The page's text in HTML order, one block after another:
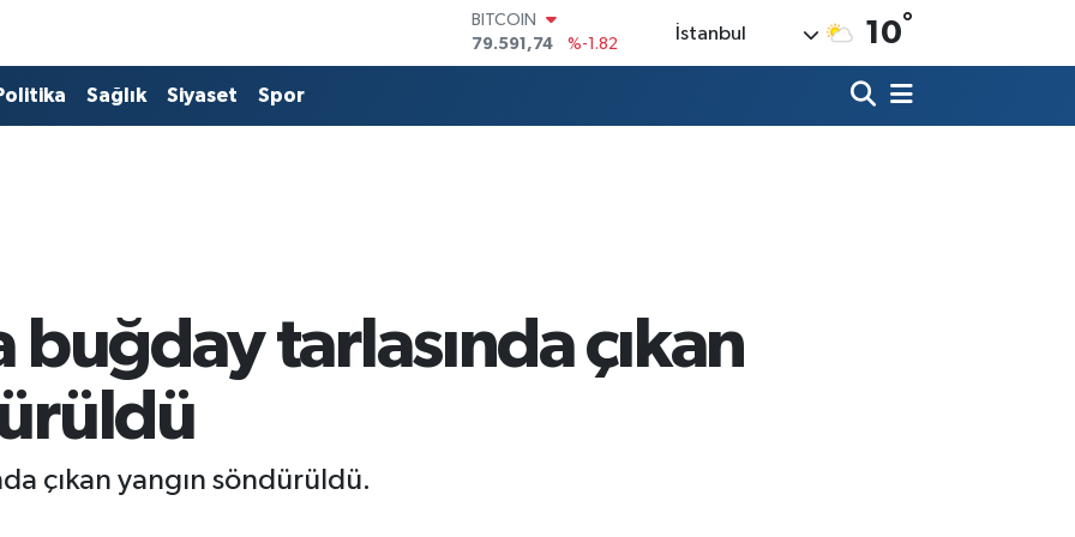
DOLAR
45,43620
%0.02
EURO
İstanbul 10°
Sağlık Siyaset Spor
buğday tarlasında çıkan
çıkan yangın söndürüldü.